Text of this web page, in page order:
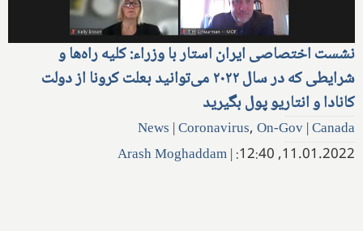
نشست اختصاصی ایران استار با وزراء: کلیه راه‌ها و
شرایطی که در سال ۲۰۲۲ می‌توانید بعلت کرونا از دولت
کانادا و انتاریو پول بگیرید
News |Coronavirus,On-Gov|Canada
11.01.2022, 12:40:
|
Arash Moghaddam